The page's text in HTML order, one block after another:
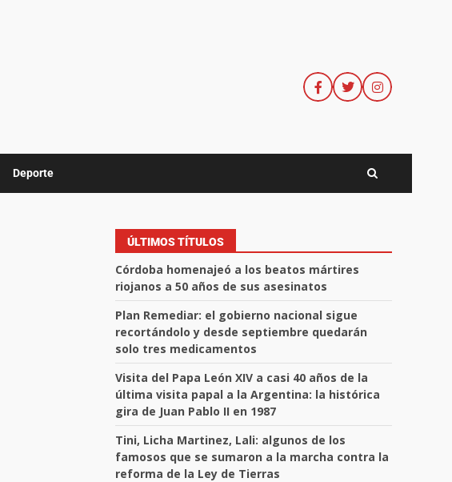
Deporte
ÚLTIMOS TÍTULOS
Córdoba homenajeó a los beatos mártires
riojanos a 50 años de sus asesinatos
Plan Remediar: el gobierno nacional sigue
recortándolo y desde septiembre quedarán
solo tres medicamentos
Visita del Papa León XIV a casi 40 años de la
última visita papal a la Argentina: la histórica
gira de Juan Pablo II en 1987
Tini, Licha Martinez, Lali: algunos de los
famosos que se sumaron a la marcha contra la
reforma de la Ley de Tierras